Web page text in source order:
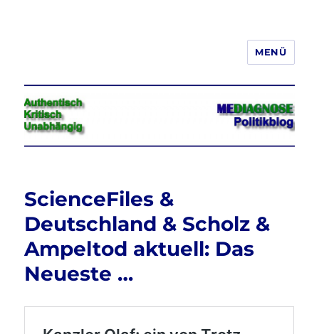
Jeder hat das Recht, seine
Meinung in Wort, Schrift und Bild
frei zu äußern und zu verbreiten
MENÜ
ScienceFiles &
Deutschland & Scholz &
Ampeltod aktuell: Das
Neueste …